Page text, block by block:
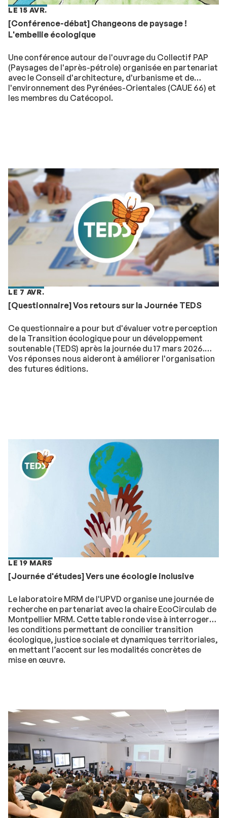
LE 15 AVR.
[Conférence-débat] Changeons de paysage !
L'embellie écologique
Une conférence autour de l'ouvrage du Collectif PAP
(Paysages de l'après-pétrole) organisée en partenariat
avec le Conseil d'architecture, d'urbanisme et de
l'environnement des Pyrénées-Orientales (CAUE 66) et
les membres du Catécopol.
LE 7 AVR.
[Questionnaire] Vos retours sur la Journée TEDS
Ce questionnaire a pour but d'évaluer votre perception
de la Transition écologique pour un développement
soutenable (TEDS) après la journée du 17 mars 2026.
Vos réponses nous aideront à améliorer l'organisation
des futures éditions.
LE 19 MARS
[Journée d'études] Vers une écologie inclusive
Le laboratoire MRM de l'UPVD organise une journée de
recherche en partenariat avec la chaire EcoCirculab de
Montpellier MRM. Cette table ronde vise à interroger
les conditions permettant de concilier transition
écologique, justice sociale et dynamiques territoriales,
en mettant l’accent sur les modalités concrètes de
mise en œuvre.